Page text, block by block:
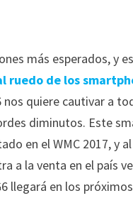
más esperados, y
ruedo de los
nos quiere cautivar a
diminutos. Este
en el WMC 2017, y
a la venta en el país
llegará en los